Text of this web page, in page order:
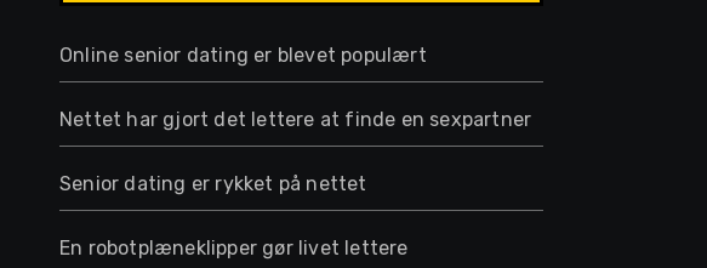
Online senior dating er blevet populært
Nettet har gjort det lettere at finde en sexpartner
Senior dating er rykket på nettet
En robotplæneklipper gør livet lettere